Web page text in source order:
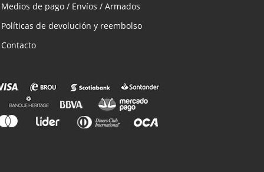
Medios de pago / Envíos / Armados
Políticas de devolución y reembolso
Contacto